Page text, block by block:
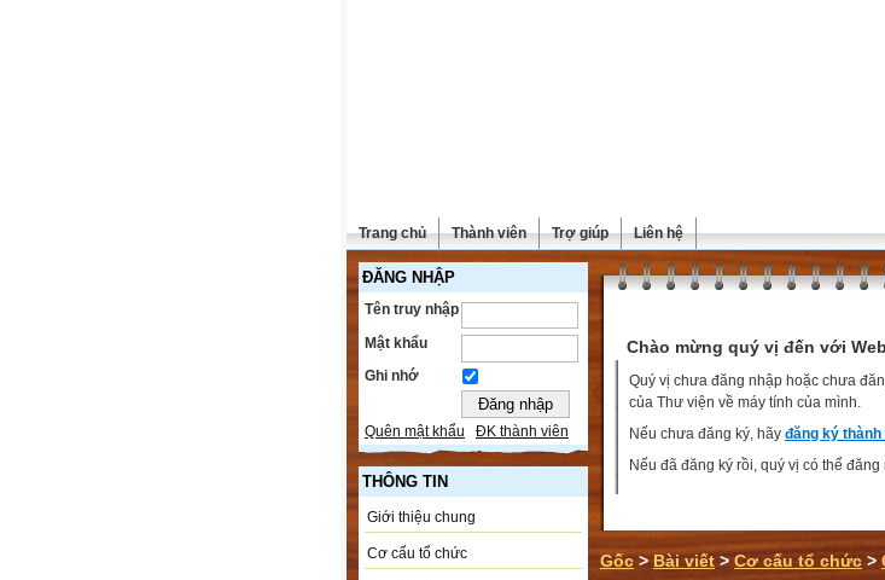
Trang chủ Thành viên Trợ giúp Liên hệ
ĐĂNG NHẬP
Tên truy nhập
Mật khẩu
Ghi nhớ
Quên mật khẩu ĐK thành viên
THÔNG TIN
Giới thiệu chung
Cơ cấu tổ chức
Chào mừng quý vị đến với
Quý vị chưa đăng nhập hoặc chưa
của Thư viện về máy tính của mình.
Nếu chưa đăng ký, hãy đăng ký
Nếu đã đăng ký rồi, quý vị có thể
Gốc > Bài viết > Cơ cấu tổ chức >